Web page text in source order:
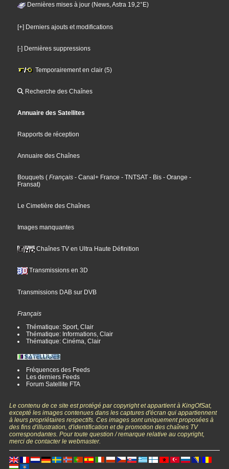
Dernières mises à jour (News, Astra 19,2°E)
[+] Derniers ajouts et modifications
[-] Dernières suppressions
Temporairement en clair (5)
Recherche des Chaînes
Annuaire des Satellites
Rapports de réception
Annuaire des Chaînes
Bouquets ( Français - Canal+ France - TNTSAT - Bis - Orange -
Fransat)
Le Cimetière des Chaînes
Images manquantes
Chaînes TV en Ultra Haute Définition
Transmissions en 3D
Transmissions DAB sur DVB
Français
Thématique: Sport, Clair
Thématique: Informations, Clair
Thématique: Cinéma, Clair
Fréquences des Feeds
Les derniers Feeds
Forum Satellite FTA
Le contenu de ce site est protégé par copyright et appartient à KingOfSat,
excepté les images contenues dans les captures d'écran qui appartiennent
à leurs propriétaires respectifs. Ces images sont uniquement proposées à
des fins d'illustration, d'identification et de promotion des chaînes TV
correspondantes. Pour toute question / remarque relative au copyright,
merci de contacter le webmaster.